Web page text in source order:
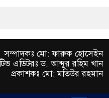
সম্পাদকঃ মো: ফারুক হোসেইন
এডিটরঃ ড. আব্দুর রহিম খান
প্রকাশকঃ মো: মতিউর রহমান